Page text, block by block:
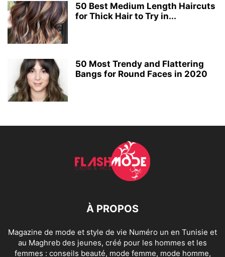
50 Best Medium Length Haircuts
for Thick Hair to Try in...
50 Most Trendy and Flattering
Bangs for Round Faces in 2020
À PROPOS
Magazine de mode et style de vie Numéro un en Tunisie et
au Maghreb des jeunes, créé pour les hommes et les
femmes : conseils beauté, mode femme, mode homme,